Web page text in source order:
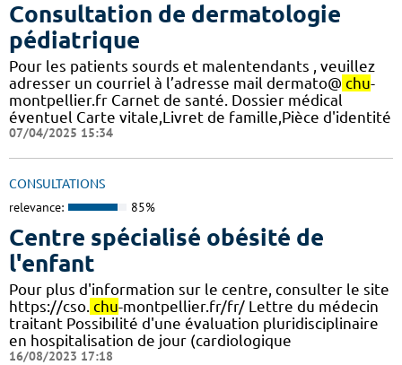
Consultation de dermatologie
pédiatrique
Pour les patients sourds et malentendants , veuillez
adresser un courriel à l’adresse mail dermato@ chu-
montpellier.fr Carnet de santé. Dossier médical
éventuel Carte vitale,Livret de famille,Pièce d'identité
07/04/2025 15:34
CONSULTATIONS
relevance: 85%
Centre spécialisé obésité de
l'enfant
Pour plus d'information sur le centre, consulter le site
https://cso. chu-montpellier.fr/fr/ Lettre du médecin
traitant Possibilité d'une évaluation pluridisciplinaire
en hospitalisation de jour (cardiologique
16/08/2023 17:18